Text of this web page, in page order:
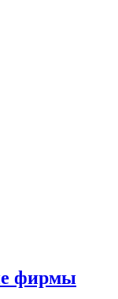
фирмы